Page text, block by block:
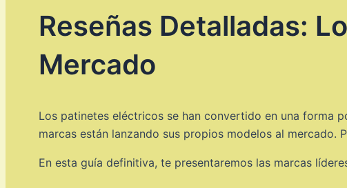
Reseñas Detalladas:
Mercado
Los patinetes eléctricos se han convertido en una forma
marcas están lanzando sus propios modelos al mercado.
En esta guía definitiva, te presentaremos las marcas